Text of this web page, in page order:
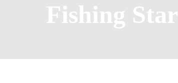
Fishing Star